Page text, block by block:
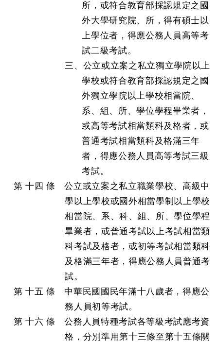
所，或符合教育部採認規定之國
外大學研究院、所，得有碩士以
上學位者，得應公務人員高等考
試二級考試。
三、公立或立案之私立獨立學院以上
學校或符合教育部採認規定之國
外獨立學院以上學校相當院、
系、組、所、學位學程畢業者，
或高等考試相當類科及格者，或
普通考試相當類科及格滿三年
者，得應公務人員高等考試三級
考試。
第 十四 條 公立或立案之私立職業學校、高級中
學以上學校或國外相當學制以上學校
相當院、系、科、組、所、學位學程
畢業者，或普通考試以上考試相當類
科考試及格者，或初等考試相當類科
及格滿三年者，得應公務人員普通考
試。
第 十五 條 中華民國國民年滿十八歲者，得應公
務人員初等考試。
第 十六 條 公務人員特種考試各等級考試應考資
格，分別準用第十三條至第十五條關